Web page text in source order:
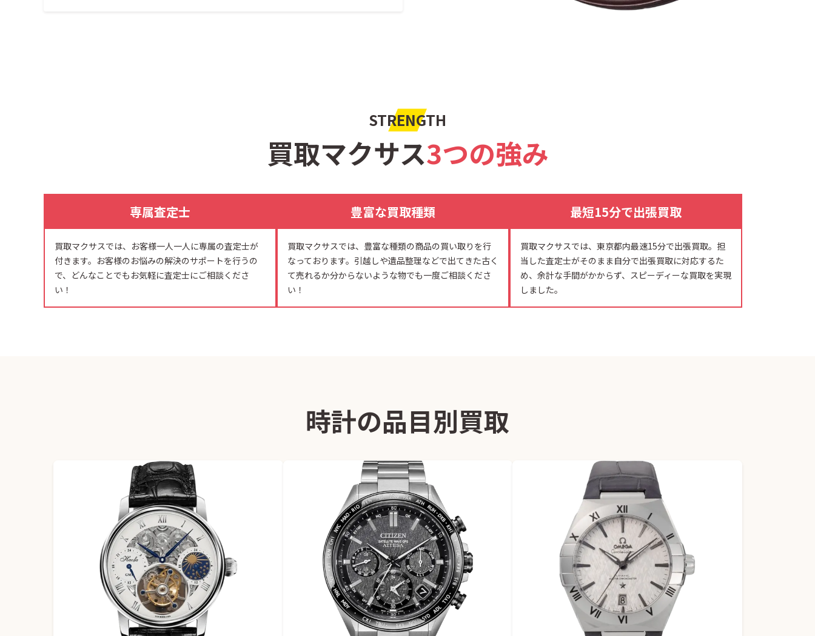
STRENGTH
買取マクサス3つの強み
専属査定士
買取マクサスでは、お客様一人一人に専属の査定士が
付きます。お客様のお悩みの解決のサポートを行うの
で、どんなことでもお気軽に査定士にご相談くださ
い！
豊富な買取種類
買取マクサスでは、豊富な種類の商品の買い取りを行
なっております。引越しや遺品整理などで出てきた古く
て売れるか分からないような物でも一度ご相談くださ
い！
最短15分で出張買取
買取マクサスでは、東京都内最速15分で出張買取。担
当した査定士がそのまま自分で出張買取に対応するた
め、余計な手間がかからず、スピーディーな買取を実現
しました。
時計の品目別買取